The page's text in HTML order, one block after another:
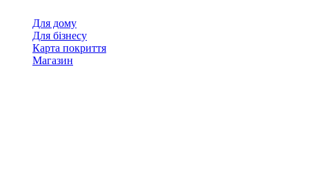
Для дому
Для бізнесу
Карта покриття
Магазин